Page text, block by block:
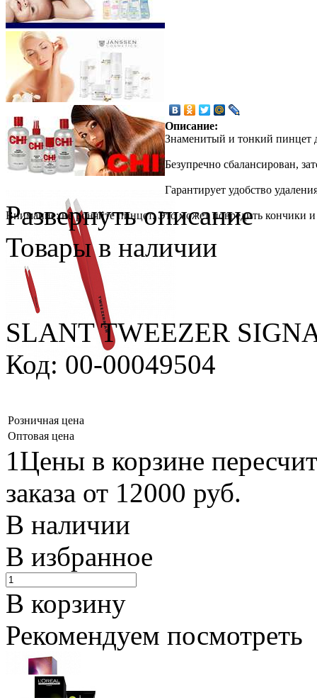
Описание:
Знаменитый и тонкий пинцет
Безупречно сбалансирован,
Гарантирует удобство
Внимание: не роняйте пинцет. Это может повредить кончики
Развернуть описание
Товары в наличии
SLANT TWEEZER
Код: 00-00049504
Розничная цена
Оптовая цена
1Цены в корзине
заказа от 12000 руб.
В наличии
В избранное
В корзину
Рекомендуем посмотреть